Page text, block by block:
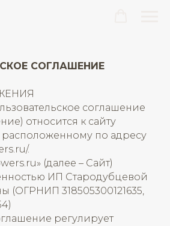
СОГЛАШЕНИЕ
соглашение
относится к сайту
расположенному по адресу
.
(далее – Сайт)
ИП Стародубцевой
(ОГРНИП 318505300121635,
регулирует